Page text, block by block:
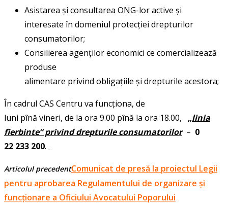
Asistarea și consultarea ONG-lor active și
interesate în domeniul protecției drepturilor
consumatorilor;
Consilierea agenților economici ce comercializează
produse
alimentare privind obligațiile și drepturile acestora;
În cadrul CAS Centru va funcționa, de
luni pînă vineri, de la ora 9.00 pînă la ora 18.00,
„linia
fierbinte” privind drepturile consumatorilor – 0
22 233 200.
Articolul precedentComunicat de presă la proiectul Legii
pentru aprobarea Regulamentului de organizare și
funcționare a Oficiului Avocatului Poporului